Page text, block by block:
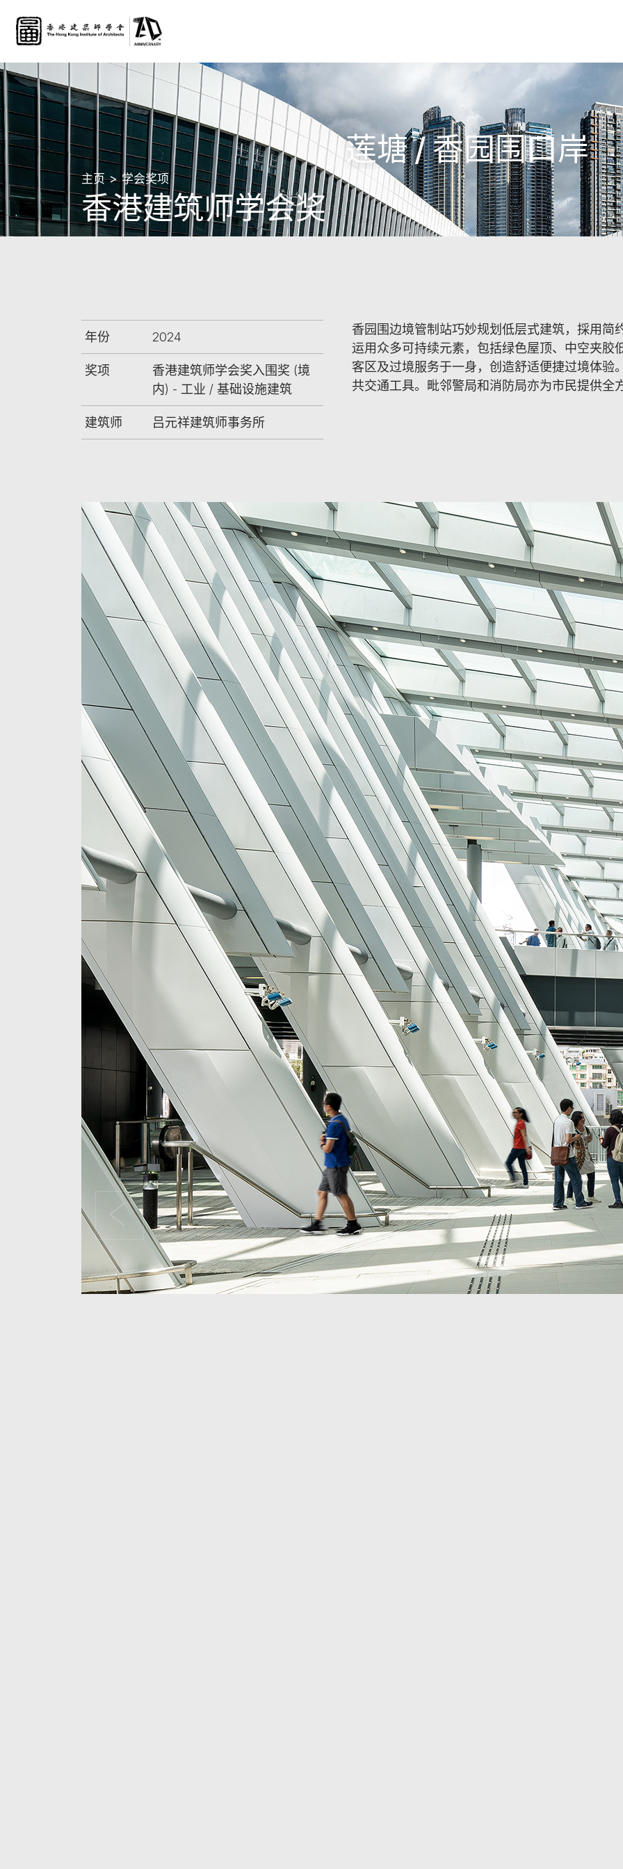
莲塘 / 香园围口岸
主页 学会奖项
香港建筑师学会奖
年份 2024
奖项
香港建筑师学会奖入围奖 (境
内) - 工业 / 基础设施建筑
建筑师 吕元祥建筑师事务所
香园围边境管制站巧妙规划低层式建筑，採用简
运用众多可持续元素，包括绿色屋顶、中空夹胶
客区及过境服务于一身，创造舒适便捷过境体验
共交通工具。毗邻警局和消防局亦为市民提供全